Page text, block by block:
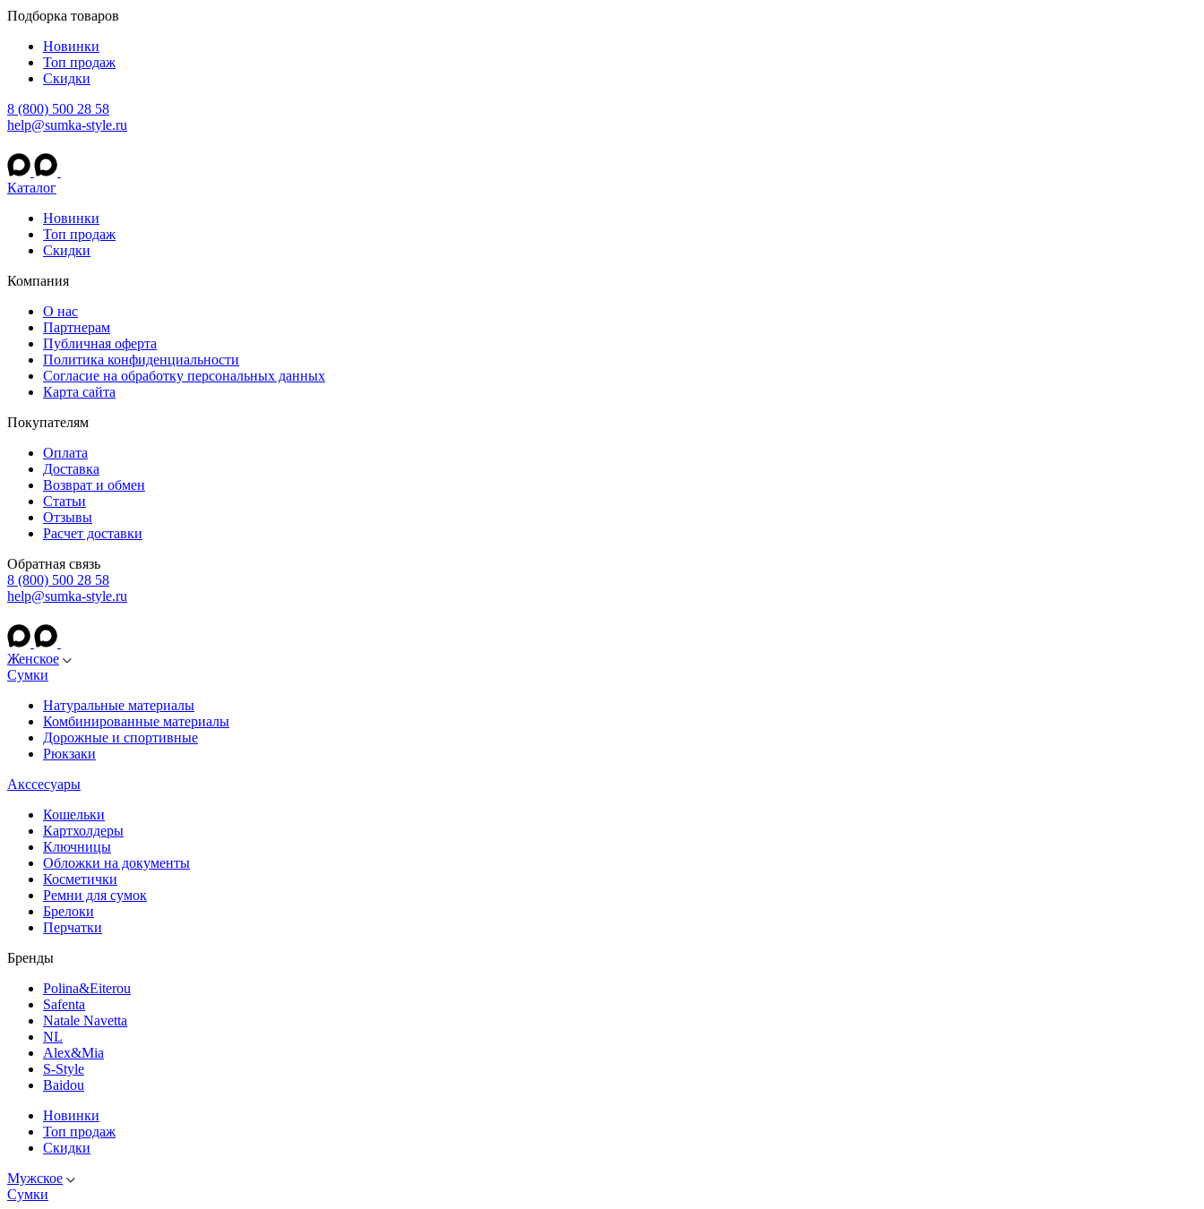
Подборка товаров
Новинки
Топ продаж
Скидки
8 (800) 500 28 58
help@sumka-style.ru
Каталог
Новинки
Топ продаж
Скидки
Компания
О нас
Партнерам
Публичная оферта
Политика конфиденциальности
Согласие на обработку персональных данных
Карта сайта
Покупателям
Оплата
Доставка
Возврат и обмен
Статьи
Отзывы
Расчет доставки
Обратная связь
8 (800) 500 28 58
help@sumka-style.ru
Женское
Сумки
Натуральные материалы
Комбинированные материалы
Дорожные и спортивные
Рюкзаки
Акссесуары
Кошельки
Картхолдеры
Ключницы
Обложки на документы
Косметички
Ремни для сумок
Брелоки
Перчатки
Бренды
Polina&Eiterou
Safenta
Natale Navetta
NL
Alex&Mia
S-Style
Baidou
Новинки
Топ продаж
Скидки
Мужское
Сумки